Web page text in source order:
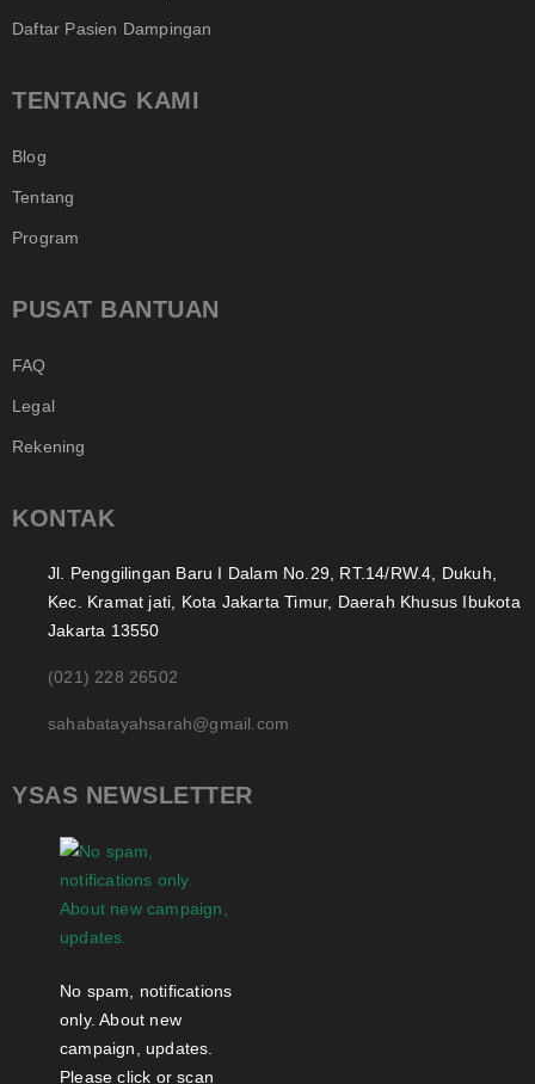
Daftar Pasien Dampingan
TENTANG KAMI
Blog
Tentang
Program
PUSAT BANTUAN
FAQ
Legal
Rekening
KONTAK
Jl. Penggilingan Baru I Dalam No.29, RT.14/RW.4, Dukuh,
Kec. Kramat jati, Kota Jakarta Timur, Daerah Khusus Ibukota
Jakarta 13550
(021) 228 26502
sahabatayahsarah@gmail.com
YSAS NEWSLETTER
No spam, notifications
only. About new
campaign, updates.
Please click or scan